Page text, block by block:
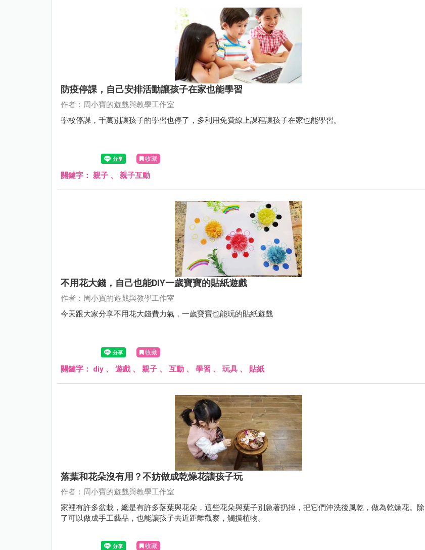
防疫停課，自己安排活動讓孩子在家也能學習
作者：周小寶的遊戲與教學工作室
學校停課，千萬別讓孩子的學習也停了，多利用免費線上課程讓孩子在家也能學習。
收藏
關鍵字： 親子 、 親子互動
不用花大錢，自己也能DIY一歲寶寶的貼紙遊戲
作者：周小寶的遊戲與教學工作室
今天跟大家分享不用花大錢費力氣，一歲寶寶也能玩的貼紙遊戲
收藏
關鍵字： diy 、 遊戲、 親子 、 互動 、 學習 、 玩具 、 貼紙
落葉和花朵沒有用？不妨做成乾燥花讓孩子玩
作者：周小寶的遊戲與教學工作室
家裡有許多盆栽，總是有許多落葉與花朵，這些花朵與葉子別急著扔掉，把它們沖洗後風乾，做為乾燥花。除
了可以做成手工藝品，也能讓孩子去近距離觀察，觸摸植物。
收藏